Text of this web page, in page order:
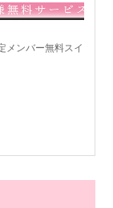
メンバー無料スイ